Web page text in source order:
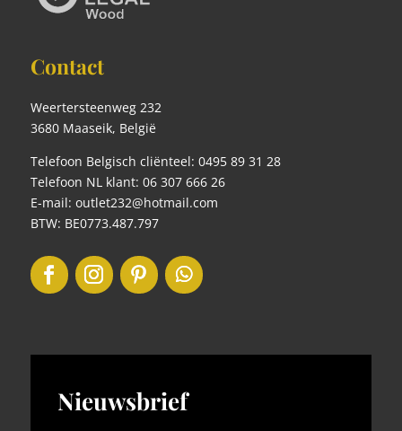
Contact
Weertersteenweg 232
3680 Maaseik, België
Telefoon Belgisch cliënteel: 0495 89 31 28
Telefoon NL klant: 06 307 666 26
E-mail: outlet232@hotmail.com
BTW: BE0773.487.797
Nieuwsbrief